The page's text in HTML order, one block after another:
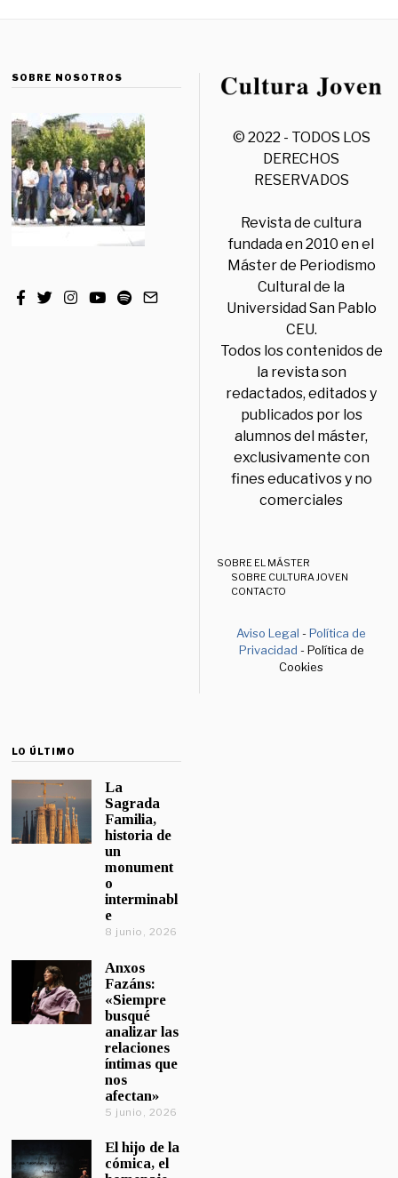
SOBRE NOSOTROS
© 2022 - TODOS LOS
DERECHOS
RESERVADOS
Revista de cultura
fundada en 2010 en el
Máster de Periodismo
Cultural de la
Universidad San Pablo
CEU.
Todos los contenidos de
la revista son
redactados, editados y
publicados por los
alumnos del máster,
exclusivamente con
fines educativos y no
comerciales
SOBRE EL MÁSTER
SOBRE CULTURA JOVEN
CONTACTO
Aviso Legal -Política de
Privacidad - Política de
Cookies
LO ÚLTIMO
La
Sagrada
Familia,
historia de
un
monument
o
interminabl
e
8 junio, 2026
Anxos
Fazáns:
«Siempre
busqué
analizar las
relaciones
íntimas que
nos
afectan»
5 junio, 2026
El hijo de la
cómica, el